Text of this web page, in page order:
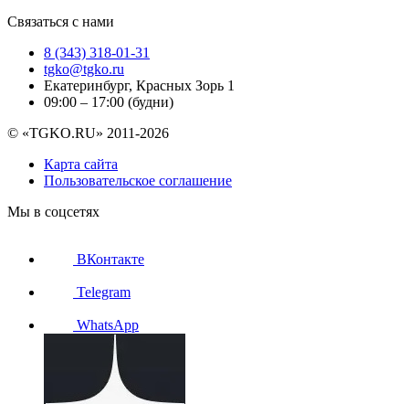
Связаться с нами
8 (343) 318-01-31
tgko@tgko.ru
Екатеринбург, Красных Зорь 1
09:00 – 17:00 (будни)
© «TGKO.RU» 2011-2026
Карта сайта
Пользовательское соглашение
Мы в соцсетях
ВКонтакте
Telegram
WhatsApp